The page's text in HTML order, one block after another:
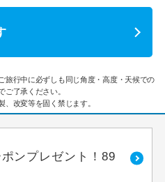
行中に必ずしも同じ角度・高度・天候での
ご了承ください。
改変等を固く禁じます。
ンプレゼント！89